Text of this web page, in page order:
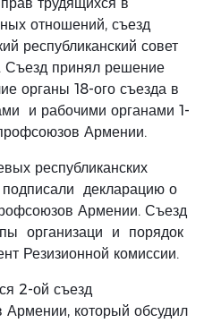
отношений, съезд
республиканский совет
Съезд принял решение
органы 18-ого съезда в
и рабочими органами 1-
Армении.
республиканских
декларацию о
Армении. Съезд
организаци и порядок
Резизионной комиссии.
2-ой съезд
который обсудил